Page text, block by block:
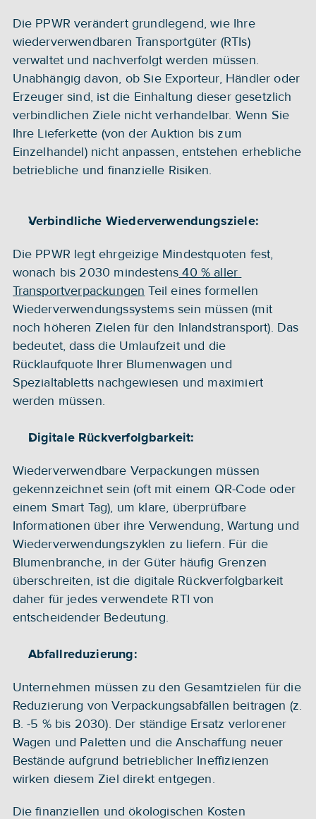
Die PPWR verändert grundlegend, wie Ihre
wiederverwendbaren Transportgüter (RTIs)
verwaltet und nachverfolgt werden müssen.
Unabhängig davon, ob Sie Exporteur, Händler oder
Erzeuger sind, ist die Einhaltung dieser gesetzlich
verbindlichen Ziele nicht verhandelbar. Wenn Sie
Ihre Lieferkette (von der Auktion bis zum
Einzelhandel) nicht anpassen, entstehen erhebliche
betriebliche und finanzielle Risiken.
Verbindliche Wiederverwendungsziele:
Die PPWR legt ehrgeizige Mindestquoten fest,
wonach bis 2030 mindestens 40 % aller
Transportverpackungen Teil eines formellen
Wiederverwendungssystems sein müssen (mit
noch höheren Zielen für den Inlandstransport). Das
bedeutet, dass die Umlaufzeit und die
Rücklaufquote Ihrer Blumenwagen und
Spezialtabletts nachgewiesen und maximiert
werden müssen.
Digitale Rückverfolgbarkeit:
Wiederverwendbare Verpackungen müssen
gekennzeichnet sein (oft mit einem QR-Code oder
einem Smart Tag), um klare, überprüfbare
Informationen über ihre Verwendung, Wartung und
Wiederverwendungszyklen zu liefern. Für die
Blumenbranche, in der Güter häufig Grenzen
überschreiten, ist die digitale Rückverfolgbarkeit
daher für jedes verwendete RTI von
entscheidender Bedeutung.
Abfallreduzierung:
Unternehmen müssen zu den Gesamtzielen für die
Reduzierung von Verpackungsabfällen beitragen (z.
B. -5 % bis 2030). Der ständige Ersatz verlorener
Wagen und Paletten und die Anschaffung neuer
Bestände aufgrund betrieblicher Ineffizienzen
wirken diesem Ziel direkt entgegen.
Die finanziellen und ökologischen Kosten